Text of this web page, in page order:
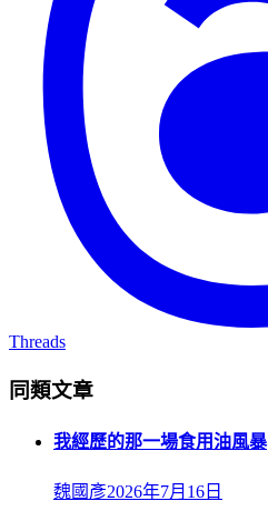
Threads
同類文章
我經歷的那一場食用油風暴
魏國彥2026年7月16日